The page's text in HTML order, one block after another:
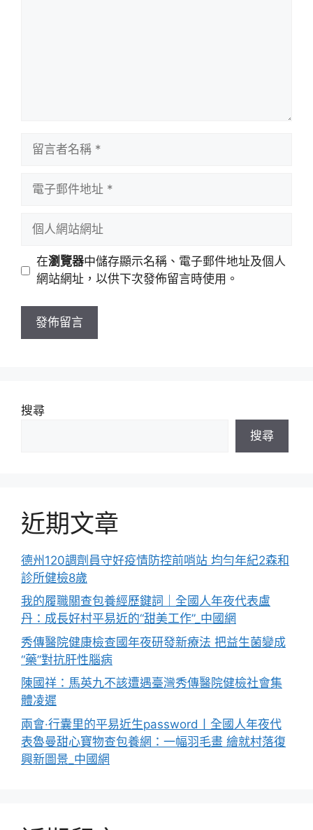
址
站
址
在瀏覽器中儲存顯示名稱、電子郵件地址及個人
網站網址，以供下次發佈留言時使用。
搜尋
搜尋
近期文章
德州120調劑員守好疫情防控前哨站 均勻年紀2森和
診所健檢8歲
我的履職關查包養經歷鍵詞｜全國人年夜代表盧
丹：成長好村平易近的“甜美工作”_中國網
秀傳醫院健康檢查國年夜研發新療法 把益生菌變成
“藥”對抗肝性腦病
陳國祥：馬英九不該遭遇臺灣秀傳醫院健檢社會集
體凌遲
兩會·行囊里的平易近生password丨全國人年夜代
表魯曼甜心寶物查包養網：一幅羽毛畫 繪就村落復
興新圖景_中國網